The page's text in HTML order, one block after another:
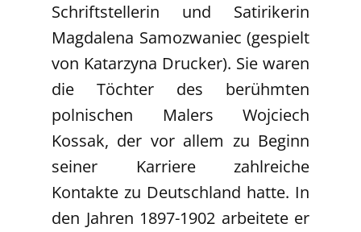
Schriftstellerin und Satirikerin
Magdalena Samozwaniec (gespielt
von Katarzyna Drucker). Sie waren
die Töchter des berühmten
polnischen Malers Wojciech
Kossak, der vor allem zu Beginn
seiner Karriere zahlreiche
Kontakte zu Deutschland hatte. In
den Jahren 1897-1902 arbeitete er